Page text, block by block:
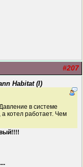
#207
Habitat (I)
в системе
а котел работает. Чем